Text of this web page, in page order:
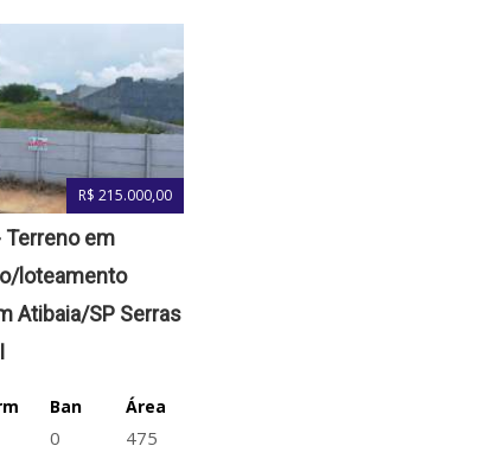
R$ 215.000,00
Terreno em
loteamento
Atibaia/SP Serras
Ban
0
Área
475